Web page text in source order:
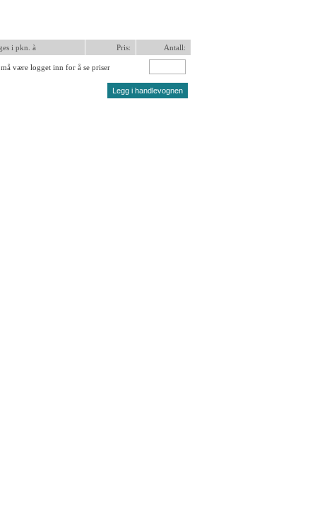
i pkn. à Pris: Antall:
være logget inn for å se priser